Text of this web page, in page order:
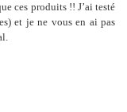
ces produits !! J’ai testé
et je ne vous en ai pas